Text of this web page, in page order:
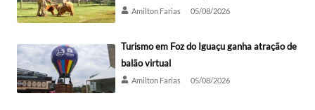
Amilton Farias 05/08/2026
Turismo em Foz do Iguaçu ganha atração de
balão virtual
Amilton Farias 05/08/2026